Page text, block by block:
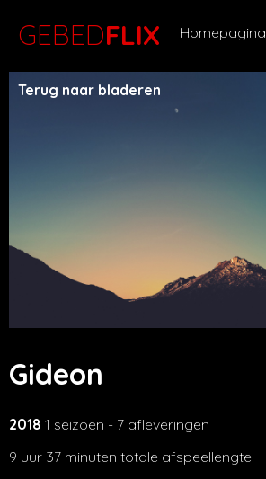
GEBEDFLIX Homepagina
Terug naar bladeren
Gideon
2018 1 seizoen - 7 afleveringen
9 uur 37 minuten totale afspeellengte